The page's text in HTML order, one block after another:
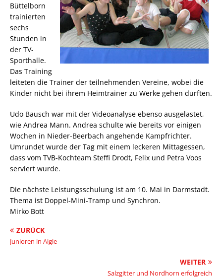
Büttelborn
trainierten
sechs
Stunden in
der TV-
Sporthalle.
Das Training
leiteten die Trainer der teilnehmenden Vereine, wobei die
Kinder nicht bei ihrem Heimtrainer zu Werke gehen durften.
Udo Bausch war mit der Videoanalyse ebenso ausgelastet,
wie Andrea Mann. Andrea schulte wie bereits vor einigen
Wochen in Nieder-Beerbach angehende Kampfrichter.
Umrundet wurde der Tag mit einem leckeren Mittagessen,
dass vom TVB-Kochteam Steffi Drodt, Felix und Petra Voos
serviert wurde.
Die nächste Leistungsschulung ist am 10. Mai in Darmstadt.
Thema ist Doppel-Mini-Tramp und Synchron.
Mirko Bott
ZURÜCK
Junioren in Aigle
WEITER
Salzgitter und Nordhorn erfolgreich